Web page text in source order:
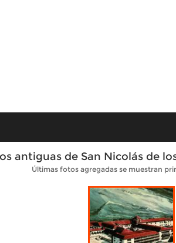
antiguas de San Nicolás de
Últimas fotos agregadas se muestran